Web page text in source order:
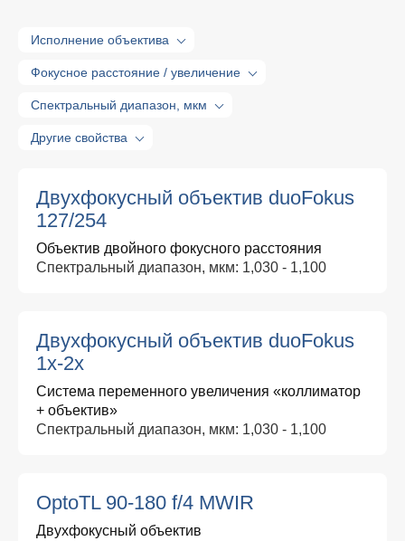
Исполнение объектива
Фокусное расстояние / увеличение
Спектральный диапазон, мкм
Другие свойства
Двухфокусный объектив duoFokus
127/254
Объектив двойного фокусного расстояния
Спектральный диапазон, мкм: 1,030 - 1,100
Двухфокусный объектив duoFokus
1x-2x
Система переменного увеличения «коллиматор
+ объектив»
Спектральный диапазон, мкм: 1,030 - 1,100
OptoTL 90-180 f/4 MWIR
Двухфокусный объектив